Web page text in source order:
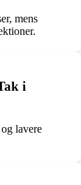
mens
i
lavere